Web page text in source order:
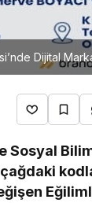
Dijital
Sosyal